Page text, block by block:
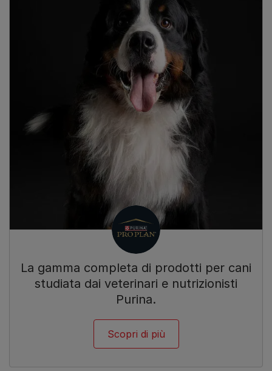
La gamma completa di prodotti per cani
studiata dai veterinari e nutrizionisti
Purina.
Scopri di più